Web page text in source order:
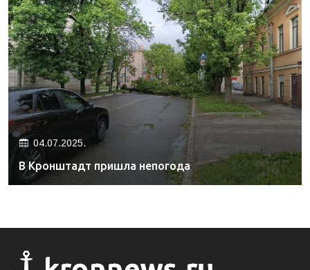
04.07.2025.
В Кронштадт пришла непогода